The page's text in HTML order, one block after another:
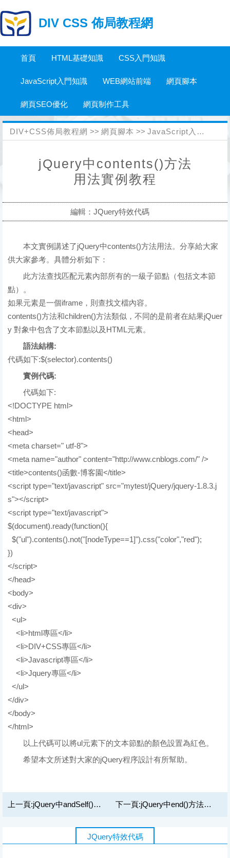
DIV CSS 佈局教程網
首頁 HTML基礎知識 CSS入門知識
JavaScript入門知識 WEB網站前端 網頁腳本
網頁SEO優化 網頁制作工具
DIV+CSS佈局教程網 >> 網頁腳本 >> JavaScript入門知識
jQuery中contents()方法
用法實例教程
編輯：JQuery特效代碼
本文實例講述了jQuery中contents()方法用法。分享給大家
供大家參考。具體分析如下：
此方法查找匹配元素內部所有的一級子節點（包括文本節
點）。
如果元素是一個iframe，則查找文檔內容。
contents()方法和children()方法類似，不同的是前者在結果jQuer
y 對象中包含了文本節點以及HTML元素。
語法結構:
代碼如下:$(selector).contents()
實例代碼:
代碼如下:
<!DOCTYPE html>
<html>
<head>
<meta charset=" utf-8">
<meta name="author" content="http://www.cnblogs.com/" />
<title>contents()函數-博客園</title>
<script type="text/javascript" src="mytest/jQuery/jquery-1.8.3.j
s"></script>
<script type="text/javascript">
$(document).ready(function(){
$("ul").contents().not("[nodeType==1]").css("color","red");
})
</script>
</head>
<body>
<div>
<ul>
<li>html專區</li>
<li>DIV+CSS專區</li>
<li>Javascript專區</li>
<li>Jquery專區</li>
</ul>
</div>
</body>
</html>
以上代碼可以將ul元素下的文本節點的顏色設置為紅色。
希望本文所述對大家的jQuery程序設計有所幫助。
上一頁:jQuery中andSelf()方法用法實例教程 下一頁:jQuery中end()方法用法實例教程
JQuery特效代碼